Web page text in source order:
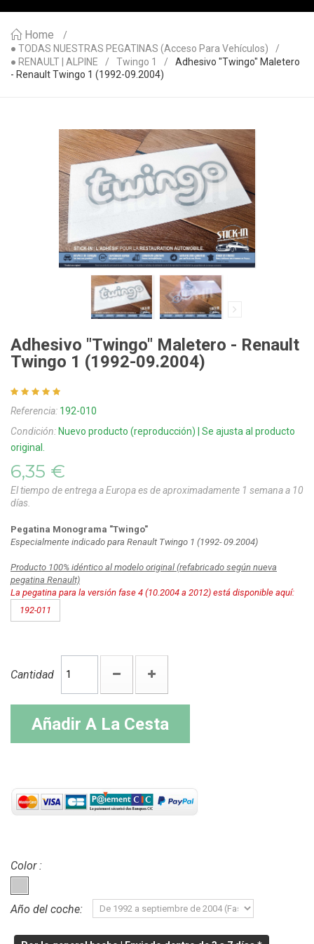
Home
● TODAS NUESTRAS PEGATINAS (acceso Para Vehículos)
● RENAULT | ALPINE
Twingo 1
Adhesivo "Twingo" Maletero
- Renault Twingo 1 (1992-09.2004)
Adhesivo "Twingo" Maletero - Renault
Twingo 1 (1992-09.2004)
Referencia: 192-010
Condición: Nuevo producto (reproducción) | Se ajusta al producto
original.
6,35 €
El tiempo de entrega a Europa es de aproximadamente 1 semana a 10
días.
Pegatina Monograma "Twingo"
Especialmente indicado para Renault Twingo 1 (1992- 09.2004)
Producto 100% idéntico al modelo original (refabricado según nueva
pegatina Renault)
La pegatina para la versión fase 4 (10.2004 a 2012) está disponible aquí:
192-011
Cantidad
Añadir A La Cesta
Color :
Año del coche: